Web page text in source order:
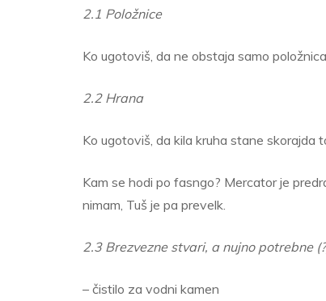
2.1 Položnice
Ko ugotoviš, da ne obstaja samo
2.2 Hrana
Ko ugotoviš, da kila kruha stane
Kam se hodi po fasngo? Mercator je
nimam, Tuš je pa prevelk.
2.3 Brezvezne stvari, a nujno potrebne
– čistilo za vodni kamen